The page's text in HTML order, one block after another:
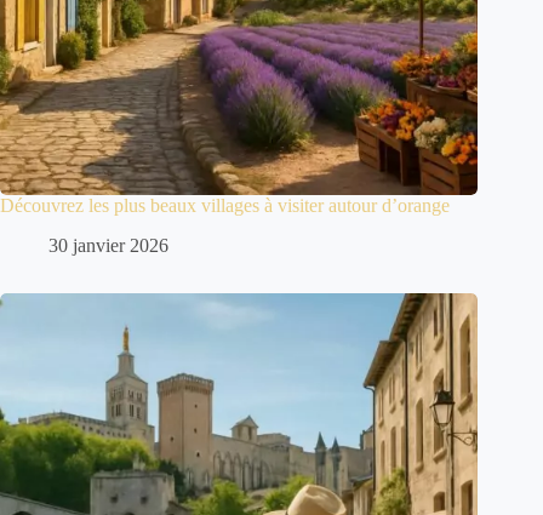
Découvrez les plus beaux villages à visiter autour d’orange
30 janvier 2026